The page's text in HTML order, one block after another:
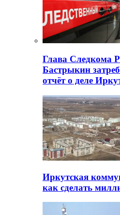
Глава Следкома
Бастрыкин
отчёт о деле
Иркутская
как сделать